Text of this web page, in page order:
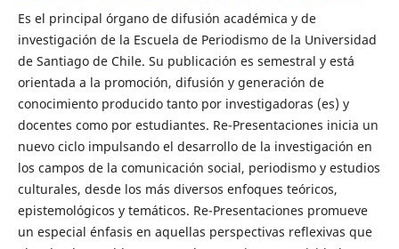
Es el principal órgano de difusión académica y de
investigación de la Escuela de Periodismo de la Universidad
de Santiago de Chile. Su publicación es semestral y está
orientada a la promoción, difusión y generación de
conocimiento producido tanto por investigadoras (es) y
docentes como por estudiantes. Re-Presentaciones inicia un
nuevo ciclo impulsando el desarrollo de la investigación en
los campos de la comunicación social, periodismo y estudios
culturales, desde los más diversos enfoques teóricos,
epistemológicos y temáticos. Re-Presentaciones promueve
un especial énfasis en aquellas perspectivas reflexivas que